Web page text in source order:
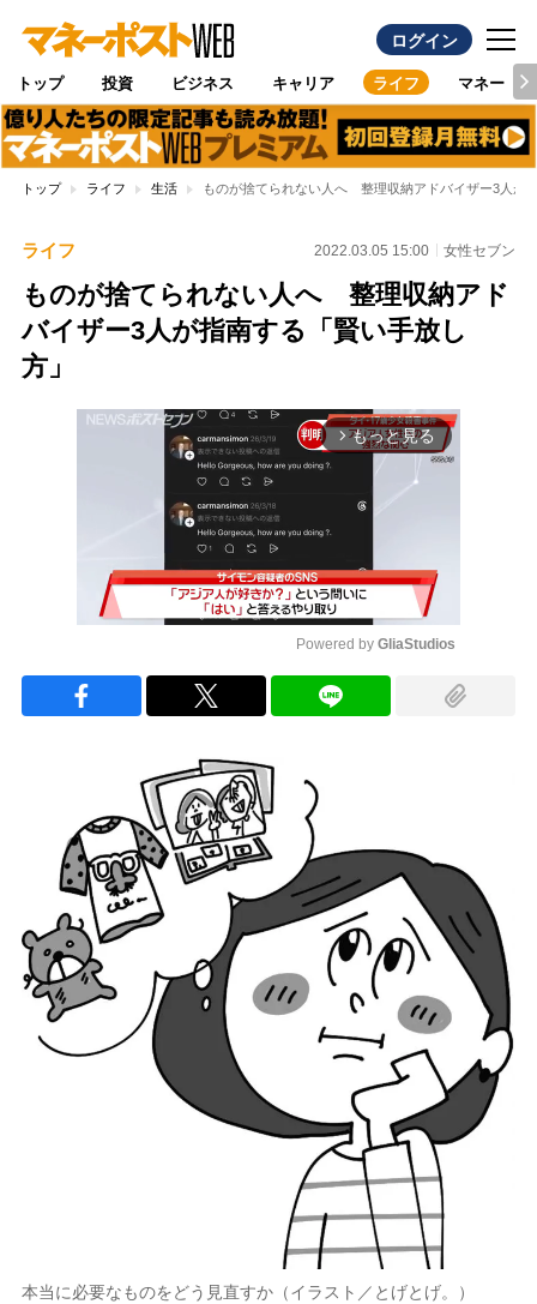
ログイン
トップ 投資 ビジネス キャリア ライフ マネー
トップ ライフ 生活 ものが捨てられない人へ 整理収納アドバイザー3人が
ライフ 2022.03.05 15:00 女性セブン
ものが捨てられない人へ 整理収納アド
バイザー3人が指南する「賢い手放し
方」
arrow_forward_ios もっと見る
Powered by GliaStudios
本当に必要なものをどう見直すか（イラスト／とげとげ。）